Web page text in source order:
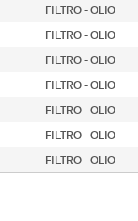
FILTRO - OLIO
FILTRO - OLIO
FILTRO - OLIO
FILTRO - OLIO
FILTRO - OLIO
FILTRO - OLIO
FILTRO - OLIO